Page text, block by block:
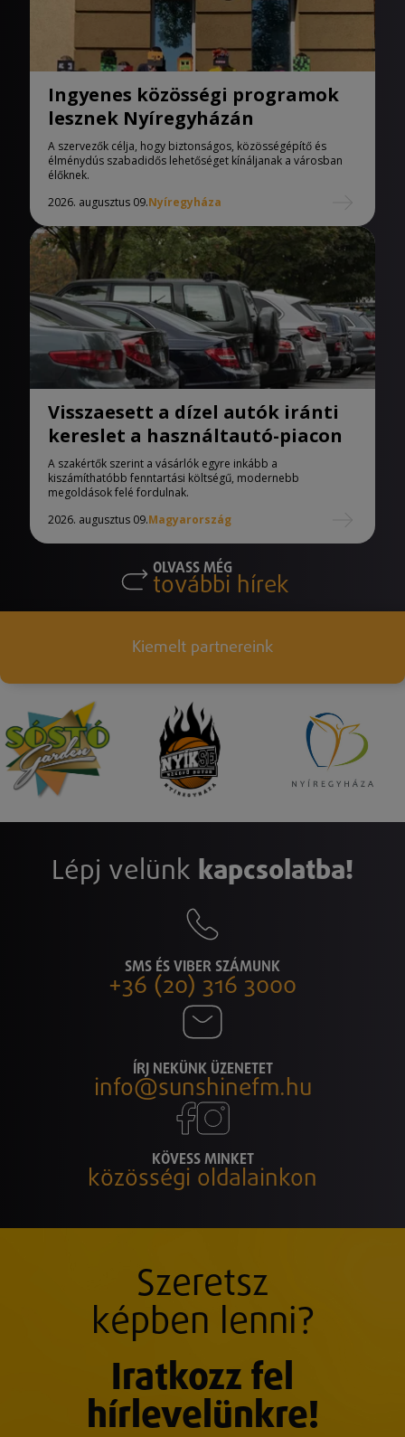
Ingyenes közösségi programok
lesznek Nyíregyházán
A szervezők célja, hogy biztonságos, közösségépítő és
élménydús szabadidős lehetőséget kínáljanak a városban
élőknek.
2026. augusztus 09.Nyíregyháza
Visszaesett a dízel autók iránti
kereslet a használtautó-piacon
A szakértők szerint a vásárlók egyre inkább a
kiszámíthatóbb fenntartási költségű, modernebb
megoldások felé fordulnak.
2026. augusztus 09.Magyarország
OLVASS MÉG
további hírek
Kiemelt partnereink
Lépj velünk kapcsolatba!
SMS ÉS VIBER SZÁMUNK
+36 (20) 316 3000
ÍRJ NEKÜNK ÜZENETET
info@sunshinefm.hu
KÖVESS MINKET
közösségi oldalainkon
Szeretsz
képben lenni?
Iratkozz fel
hírlevelünkre!